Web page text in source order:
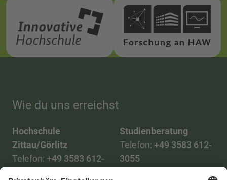
Wie du uns erreichst
Hochschule
Zittau/Görlitz
Telefon: +49 3583 612-
Studienberatung
Telefon: +49 3583 612-
3055